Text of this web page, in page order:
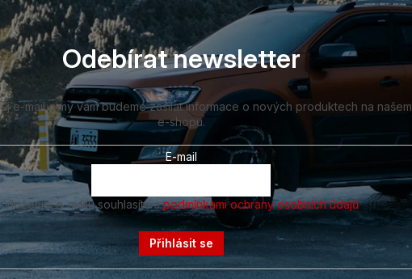
Odebírat newsletter
e-mail a my vám budeme zasílat informace o nových produktech na našem
e-shopu.
E-mail
Vložením e-mailu souhlasíte spodmínkami ochrany osobních údajů
Přihlásit se